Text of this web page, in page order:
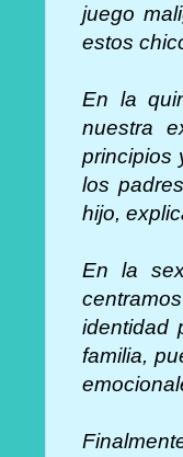
juego
estos
En la
nuestra
principios
los
hijo,
En la
identidad
familia,